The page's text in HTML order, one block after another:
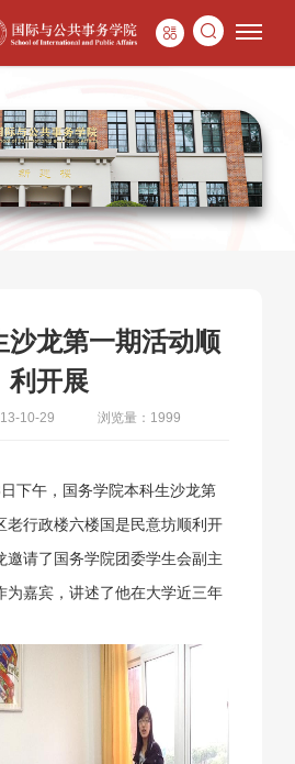
沙龙第一期活动顺
利开展
10-29 浏览量：1999
下午，国务学院本科生沙龙第
老行政楼六楼国是民意坊顺利开
邀请了国务学院团委学生会副主
为嘉宾，讲述了他在大学近三年